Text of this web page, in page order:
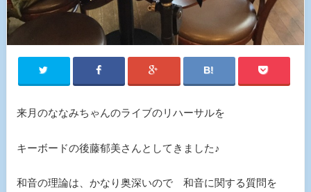
来月のななみちゃんのライブのリハーサルを
キーボードの後藤郁美さんとしてきました♪
和音の理論は、かなり奥深いので 和音に関する質問を